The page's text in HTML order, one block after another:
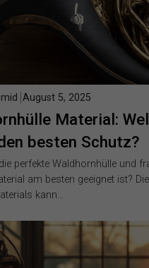
Material:
besten Schutz?
August 5, 2025
perfekte Waldhornhülle und
am besten geeignet ist?
kann…